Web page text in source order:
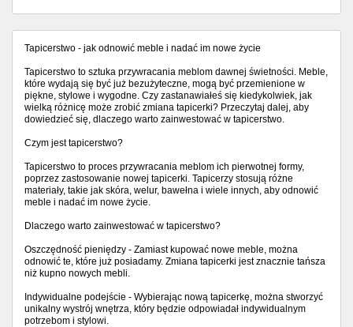
Tapicerstwo - jak odnowić meble i nadać im nowe życie
Tapicerstwo to sztuka przywracania meblom dawnej świetności. Meble,
które wydają się być już bezużyteczne, mogą być przemienione w
piękne, stylowe i wygodne. Czy zastanawiałeś się kiedykolwiek, jak
wielką różnicę może zrobić zmiana tapicerki? Przeczytaj dalej, aby
dowiedzieć się, dlaczego warto zainwestować w tapicerstwo.
Czym jest tapicerstwo?
Tapicerstwo to proces przywracania meblom ich pierwotnej formy,
poprzez zastosowanie nowej tapicerki. Tapicerzy stosują różne
materiały, takie jak skóra, welur, bawełna i wiele innych, aby odnowić
meble i nadać im nowe życie.
Dlaczego warto zainwestować w tapicerstwo?
Oszczędność pieniędzy - Zamiast kupować nowe meble, można
odnowić te, które już posiadamy. Zmiana tapicerki jest znacznie tańsza
niż kupno nowych mebli.
Indywidualne podejście - Wybierając nową tapicerkę, można stworzyć
unikalny wystrój wnętrza, który będzie odpowiadał indywidualnym
potrzebom i stylowi.